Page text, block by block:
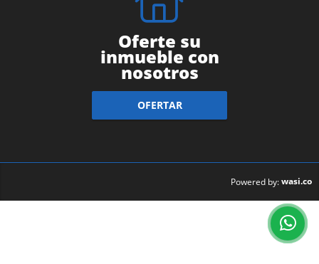
Oferte su
inmueble con
nosotros
OFERTAR
Powered by:wasi.co